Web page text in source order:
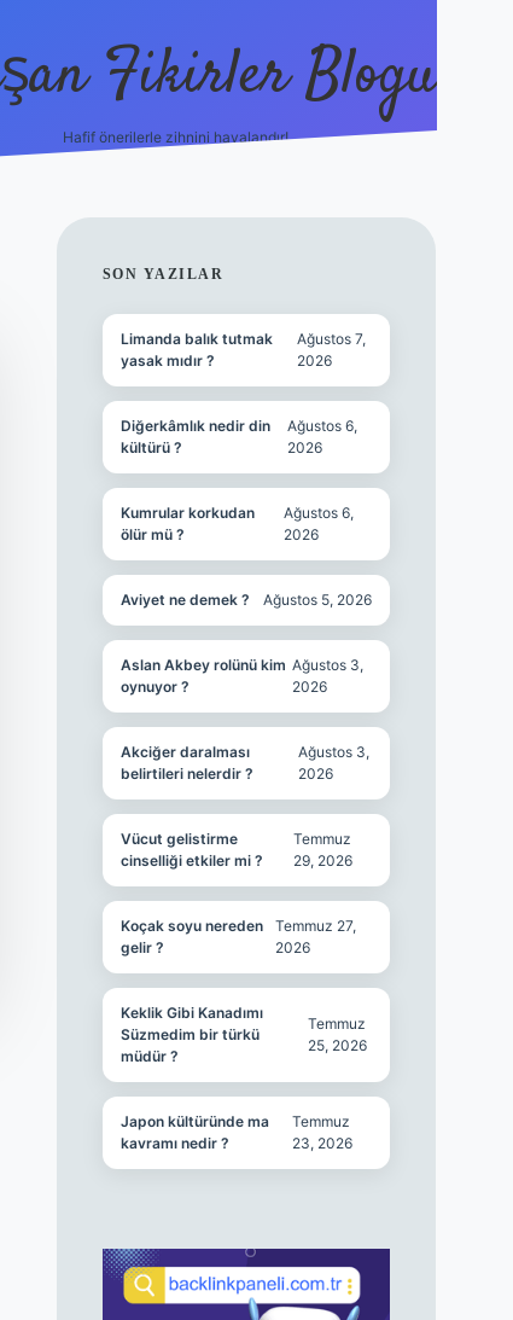
Fikirler Blogu
Hafif önerilerle zihnini havalandır!
SIDEBAR
SON YAZILAR
Limanda balık tutmak
yasak mıdır ?
Ağustos 7,
2026
Diğerkâmlık nedir din
kültürü ?
Ağustos 6,
2026
Kumrular korkudan
ölür mü ?
Ağustos 6,
2026
Aviyet ne demek ? Ağustos 5, 2026
Aslan Akbey rolünü kim
oynuyor ?
Ağustos 3,
2026
Akciğer daralması
belirtileri nelerdir ?
Ağustos 3,
2026
Vücut gelistirme
cinselliği etkiler mi ?
Temmuz
29, 2026
Koçak soyu nereden
gelir ?
Temmuz 27,
2026
Keklik Gibi Kanadımı
Süzmedim bir türkü
müdür ?
Temmuz
25, 2026
Japon kültüründe ma
kavramı nedir ?
Temmuz
23, 2026
hiltonbet güncel giriş